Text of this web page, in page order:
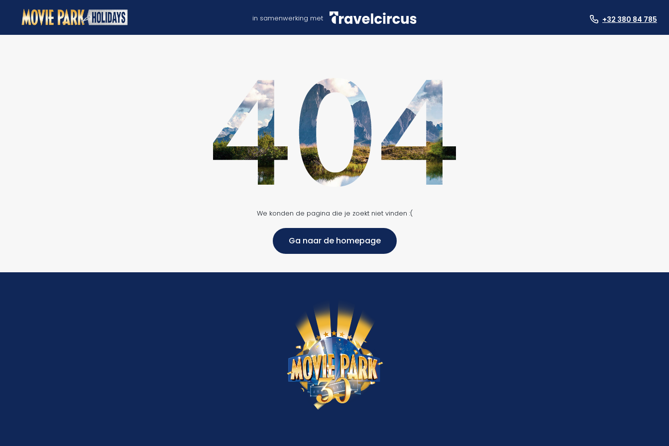
in samenwerking met +32 380 84 785
We konden de pagina die je zoekt niet vinden :(
Ga naar de homepage